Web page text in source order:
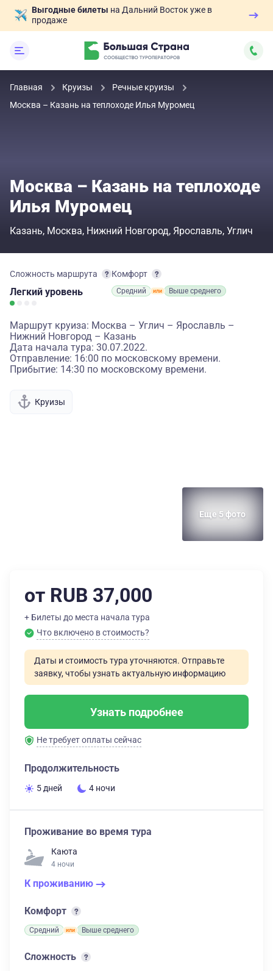
Выгодные билеты на Дальний Восток уже в
продаже
Главная Круизы
Речные круизы
Москва – Казань на теплоходе Илья Муромец
Москва – Казань на теплоходе
Илья Муромец
Казань Москва Нижний Новгород Ярославль Углич
Сложность маршрута
Легкий уровень
Комфорт
Средний Выше среднего
Маршрут круиза: Москва – Углич – Ярославль –
Нижний Новгород – Казань
Дата начала тура: 30.07.2022.
Отправление: 16:00 по московскому времени.
Прибытие: 14:30 по московскому времени.
Круизы
Еще 5 фото
от RUB 37,000
+ Билеты до места начала тура
Что включено в стоимость?
Даты и стоимость тура уточняются. Отправьте
заявку, чтобы узнать актуальную информацию
Узнать подробнее
Не требует оплаты сейчас
Продолжительность
5 дней 4 ночи
Проживание во время тура
Каюта
4 ночи
К проживанию
Комфорт
Средний Выше среднего
Сложность